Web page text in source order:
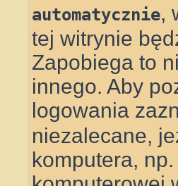
automatycznie,
tej witrynie
Zapobiega to
innego. Aby
logowania
niezalecane,
komputera,